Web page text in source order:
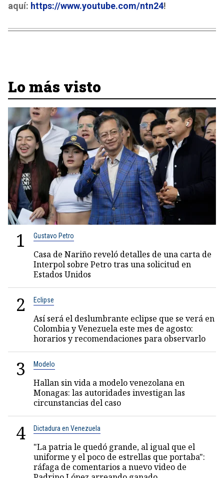
aquí: https://www.youtube.com/ntn24!
Lo más visto
1 Gustavo Petro
Casa de Nariño reveló detalles de una carta de
Interpol sobre Petro tras una solicitud en
Estados Unidos
2 Eclipse
Así será el deslumbrante eclipse que se verá en
Colombia y Venezuela este mes de agosto:
horarios y recomendaciones para observarlo
3 Modelo
Hallan sin vida a modelo venezolana en
Monagas: las autoridades investigan las
circunstancias del caso
4 Dictadura en Venezuela
"La patria le quedó grande, al igual que el
uniforme y el poco de estrellas que portaba":
ráfaga de comentarios a nuevo video de